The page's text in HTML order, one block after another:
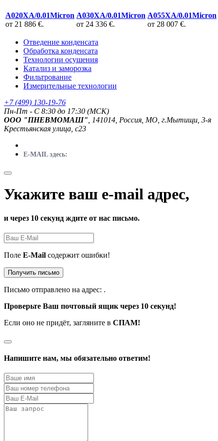
A020XA/0.01Micron
от 21 886 €.
A030XA/0.01Micron
от 24 336 €.
A055XA/0.01Micron
от 28 007 €.
Отведение конденсата
Обработка конденсата
Технологии осушения
Катализ и заморозка
Фильтрование
Измерительные технологии
+7 (499) 130-19-76
Пн-Пт - C 8:30 до 17:30 (МСК)
ООО "ПНЕВМОМАШ" , 141014, Россия, МО, г.Мытищи, 3-я
Крестьянская улица, с23
E-MAIL здесь:
Укажите ваш e-mail адрес,
и через 10 секунд ждите от нас письмо.
Поле E-Mail содержит ошибки!
Получить письмо
Письмо отправлено на адрес: .
Проверьте Ваш почтовый ящик через 10 секунд!
Если оно не придёт, загляните в СПАМ!
Напишите нам, мы обязательно ответим!